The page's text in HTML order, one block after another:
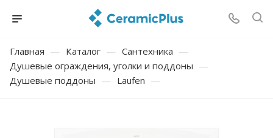
Главная — Каталог — Сантехника —
Душевые ограждения, уголки и поддоны —
Душевые поддоны — Laufen —